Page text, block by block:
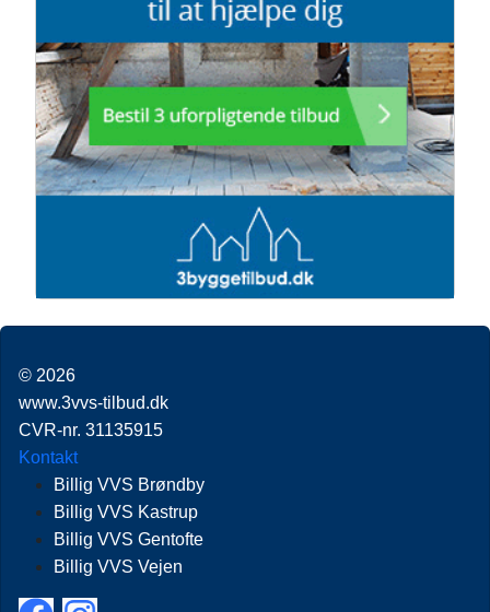
© 2026
www.3vvs-tilbud.dk
CVR-nr. 31135915
Kontakt
Billig VVS Brøndby
Billig VVS Kastrup
Billig VVS Gentofte
Billig VVS Vejen